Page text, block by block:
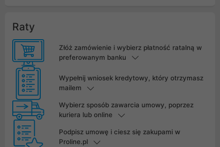
Raty
Złóż zamówienie i wybierz płatność ratalną w
preferowanym banku
Wypełnij wniosek kredytowy, który otrzymasz
mailem
Wybierz sposób zawarcia umowy, poprzez
kuriera lub online
Podpisz umowę i ciesz się zakupami w
Proline.pl